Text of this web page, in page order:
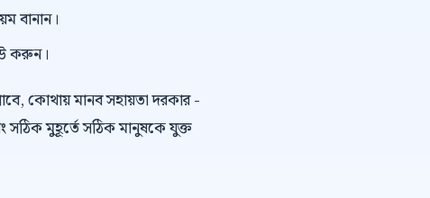
বানান।
করুন।
কোথায় মানব সহায়তা দরকার -
মুহূর্তে সঠিক মানুষকে যুক্ত